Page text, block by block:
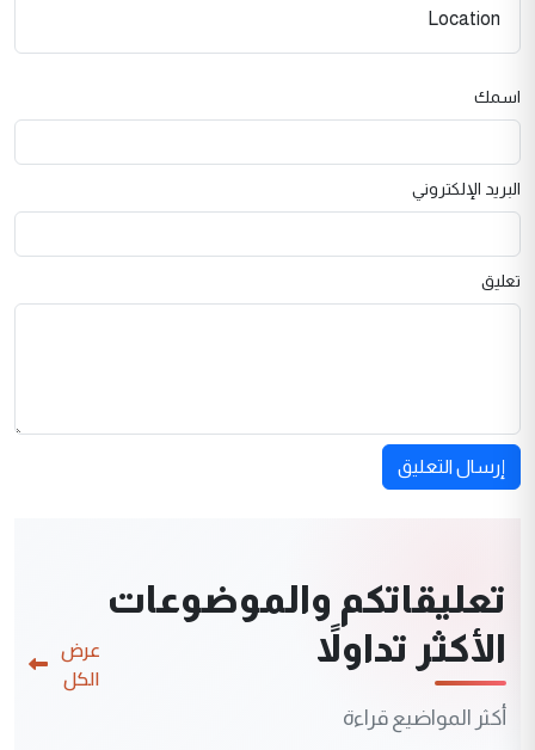
Location
اسمك
البريد الإلكتروني
تعليق
إرسال التعليق
تعليقاتكم والموضوعات
الأكثر تداولاً
أكثر المواضيع قراءة
عرض
الكل